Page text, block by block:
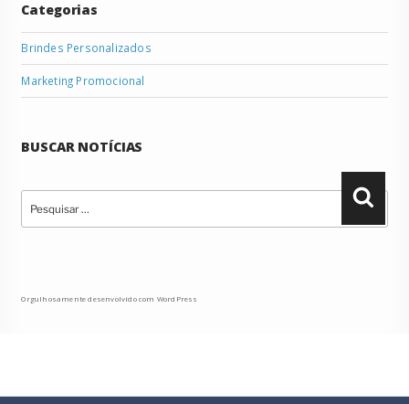
Categorias
Brindes Personalizados
Marketing Promocional
BUSCAR NOTÍCIAS
por:
Orgulhosamente desenvolvido com WordPress